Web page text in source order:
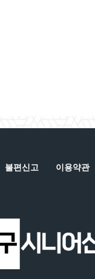
불편신고 이용약관